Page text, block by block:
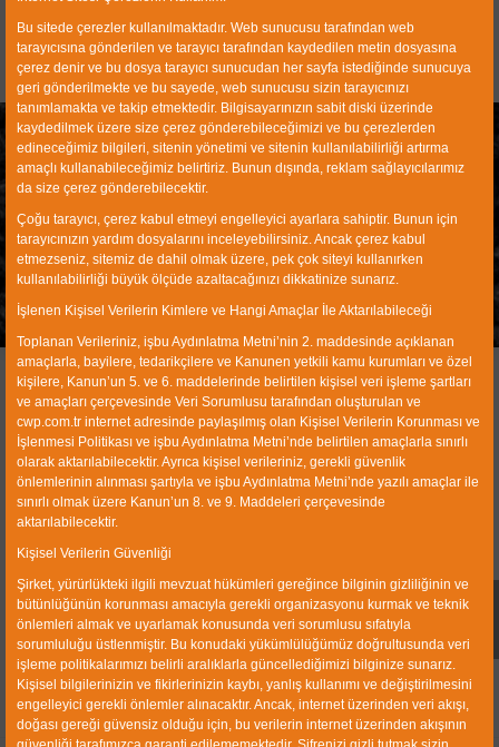
Banana Type Vibrating
Screens
Home Products Mining Equipments
Vibrating Screens
Banana Type Vibrating Screens
Circular Motion Banana
Type Vibrating Screens
Linear Motion Banana
Type Vibrating Screen
Bu sitede çerezler kullanılmaktadır. Web sunucusu tarafından web
tarayıcısına gönderilen ve tarayıcı tarafından kaydedilen metin dosyasına
çerez denir ve bu dosya tarayıcı sunucudan her sayfa istediğinde sunucuya
geri gönderilmekte ve bu sayede, web sunucusu sizin tarayıcınızı
tanımlamakta ve takip etmektedir. Bilgisayarınızın sabit diski üzerinde
kaydedilmek üzere size çerez gönderebileceğimizi ve bu çerezlerden
edineceğimiz bilgileri, sitenin yönetimi ve sitenin kullanılabilirliği artırma
amaçlı kullanabileceğimiz belirtiriz. Bunun dışında, reklam sağlayıcılarımız
da size çerez gönderebilecektir.
Çoğu tarayıcı, çerez kabul etmeyi engelleyici ayarlara sahiptir. Bunun için
tarayıcınızın yardım dosyalarını inceleyebilirsiniz. Ancak çerez kabul
etmezseniz, sitemiz de dahil olmak üzere, pek çok siteyi kullanırken
kullanılabilirliği büyük ölçüde azaltacağınızı dikkatinize sunarız.
İşlenen Kişisel Verilerin Kimlere ve Hangi Amaçlar İle Aktarılabileceği
Toplanan Verileriniz, işbu Aydınlatma Metni’nin 2. maddesinde açıklanan
amaçlarla, bayilere, tedarikçilere ve Kanunen yetkili kamu kurumları ve özel
kişilere, Kanun’un 5. ve 6. maddelerinde belirtilen kişisel veri işleme şartları
ve amaçları çerçevesinde Veri Sorumlusu tarafından oluşturulan ve
cwp.com.tr internet adresinde paylaşılmış olan Kişisel Verilerin Korunması ve
İşlenmesi Politikası ve işbu Aydınlatma Metni’nde belirtilen amaçlarla sınırlı
olarak aktarılabilecektir. Ayrıca kişisel verileriniz, gerekli güvenlik
önlemlerinin alınması şartıyla ve işbu Aydınlatma Metni’nde yazılı amaçlar ile
sınırlı olmak üzere Kanun’un 8. ve 9. Maddeleri çerçevesinde
aktarılabilecektir.
Kişisel Verilerin Güvenliği
Şirket, yürürlükteki ilgili mevzuat hükümleri gereğince bilginin gizliliğinin ve
bütünlüğünün korunması amacıyla gerekli organizasyonu kurmak ve teknik
önlemleri almak ve uyarlamak konusunda veri sorumlusu sıfatıyla
sorumluluğu üstlenmiştir. Bu konudaki yükümlülüğümüz doğrultusunda veri
işleme politikalarımızı belirli aralıklarla güncellediğimizi bilginize sunarız.
Kişisel bilgilerinizin ve fikirlerinizin kaybı, yanlış kullanımı ve değiştirilmesini
engelleyici gerekli önlemler alınacaktır. Ancak, internet üzerinden veri akışı,
doğası gereği güvensiz olduğu için, bu verilerin internet üzerinden akışının